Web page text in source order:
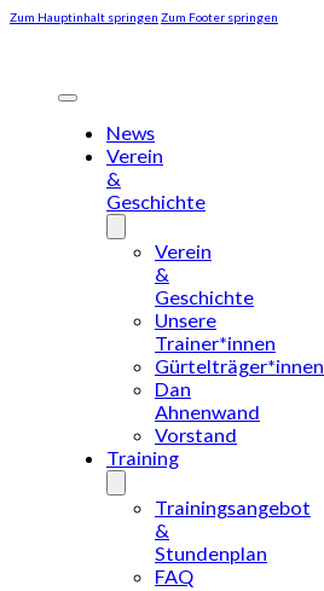
Zum Hauptinhalt springen Zum Footer springen
News
Verein
&
Geschichte
Verein
&
Geschichte
Unsere
Trainer*innen
Gürtelträger*innen
Dan
Ahnenwand
Vorstand
Training
Trainingsangebot
&
Stundenplan
FAQ